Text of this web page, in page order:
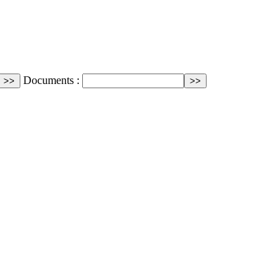
Documents :